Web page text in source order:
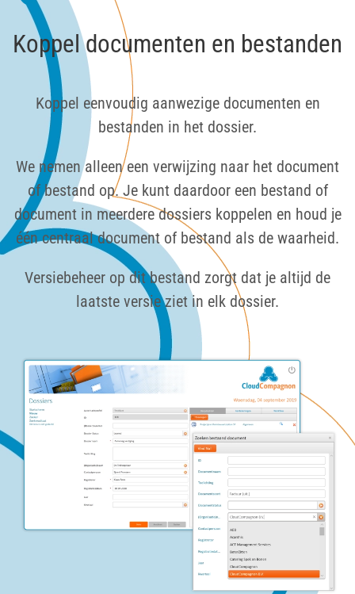
Koppel documenten en bestanden
Koppel eenvoudig aanwezige documenten en
bestanden in het dossier.
We nemen alleen een verwijzing naar het document
of bestand op. Je kunt daardoor een bestand of
document in meerdere dossiers koppelen en houd je
één centraal document of bestand als de waarheid.
Versiebeheer op dit bestand zorgt dat je altijd de
laatste versie ziet in elk dossier.